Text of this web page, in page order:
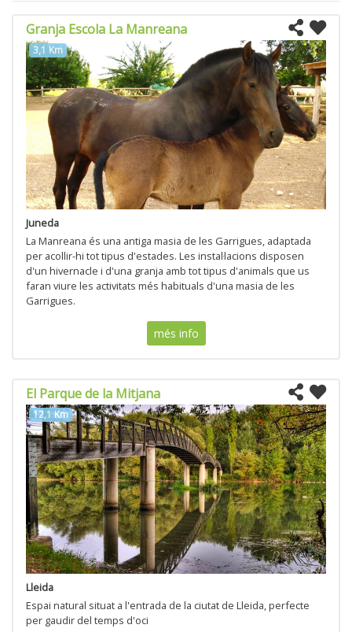
Granja Escola La Manreana
3,1 Km
Juneda
La Manreana és una antiga masia de les Garrigues, adaptada
per acollir-hi tot tipus d'estades. Les instal·lacions disposen
d'un hivernacle i d'una granja amb tot tipus d'animals que us
faran viure les activitats més habituals d'una masia de les
Garrigues.
més info
El Parque de la Mitjana
12,1 Km
Lleida
Espai natural situat a l'entrada de la ciutat de Lleida, perfecte
per gaudir del temps d'oci